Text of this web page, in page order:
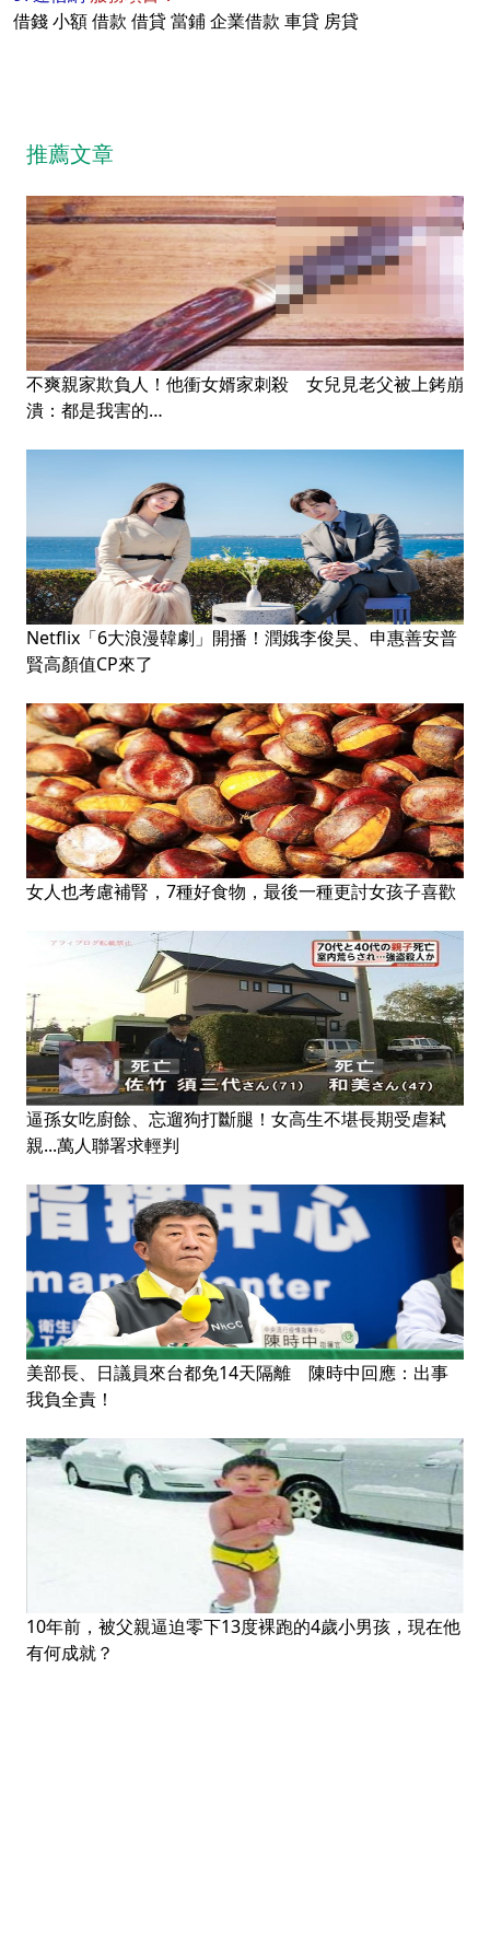
借錢小額借款 借貸當鋪企業借款 車貸房貸
推薦文章
不爽親家欺負人！他衝女婿家刺殺 女兒見老父被上銬崩
潰：都是我害的…
Netflix「6大浪漫韓劇」開播！潤娥李俊昊、申惠善安普
賢高顏值CP來了
女人也考慮補腎，7種好食物，最後一種更討女孩子喜歡
逼孫女吃廚餘、忘遛狗打斷腿！女高生不堪長期受虐弒
親...萬人聯署求輕判
美部長、日議員來台都免14天隔離 陳時中回應：出事
我負全責！
10年前，被父親逼迫零下13度裸跑的4歲小男孩，現在他
有何成就？